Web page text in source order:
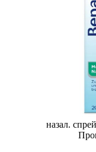
назал.